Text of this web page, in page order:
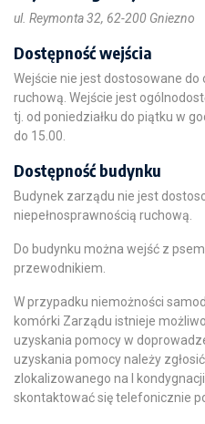
ul. Reymonta 32, 62-200 Gniezno
Dostępność wejścia
Wejście nie jest dostosowane do
ruchową. Wejście jest
tj. od poniedziałku do piątku w
do 15.00.
Dostępność budynku
Budynek zarządu nie jest
niepełnosprawnością ruchową.
Do budynku można wejść z
przewodnikiem.
W przypadku niemożności
komórki Zarządu istnieje
uzyskania pomocy w
uzyskania pomocy należy
zlokalizowanego na I
skontaktować się telefonicznie